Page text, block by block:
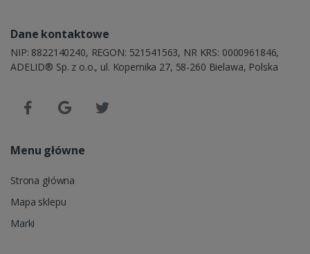
Dane kontaktowe
NIP: 8822140240, REGON: 521541563, NR KRS: 0000961846,
ADELID® Sp. z o.o., ul. Kopernika 27, 58-260 Bielawa, Polska
Menu główne
Strona główna
Mapa sklepu
Marki